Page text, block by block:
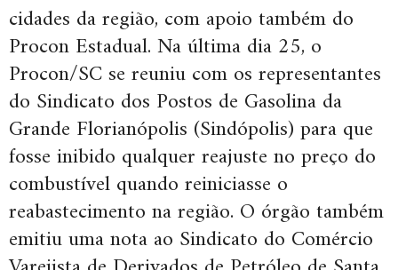
cidades da região, com apoio também do
Procon Estadual. Na última dia 25, o
Procon/SC se reuniu com os representantes
do Sindicato dos Postos de Gasolina da
Grande Florianópolis (Sindópolis) para que
fosse inibido qualquer reajuste no preço do
combustível quando reiniciasse o
reabastecimento na região. O órgão também
emitiu uma nota ao Sindicato do Comércio